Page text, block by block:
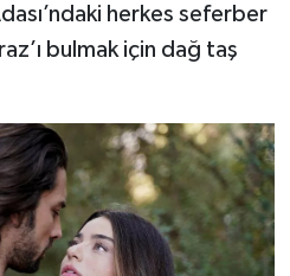
herkes seferber
bulmak için dağ taş